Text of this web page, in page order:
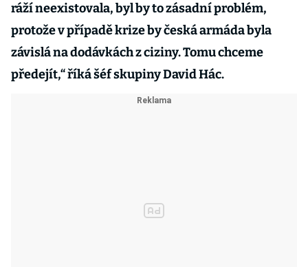
ráží neexistovala, byl by to zásadní problém,
protože v případě krize by česká armáda byla
závislá na dodávkách z ciziny. Tomu chceme
předejít,“ říká šéf skupiny David Hác.